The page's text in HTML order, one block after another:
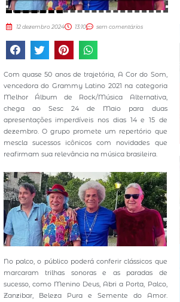
12 dezembro 2024 13:10 sem comentários
Com quase 50 anos de trajetória, A Cor do Som,
vencedora do Grammy Latino 2021 na categoria
Melhor Álbum de Rock/Música Alternativa,
chega ao Sesc 24 de Maio para duas
apresentações imperdíveis nos dias 14 e 15 de
dezembro. O grupo promete um repertório que
mescla sucessos icônicos com novidades que
reafirmam sua relevância na música brasileira.
No palco, o público poderá conferir clássicos que
marcaram trilhas sonoras e as paradas de
sucesso, como Menino Deus, Abri a Porta, Palco,
Zanzibar, Beleza Pura e Semente do Amor.